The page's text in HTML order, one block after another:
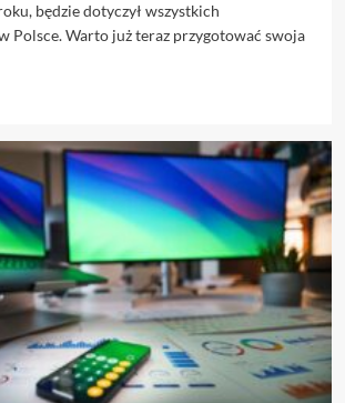
będzie dotyczył wszystkich
Polsce. Warto już teraz przygotować swoja